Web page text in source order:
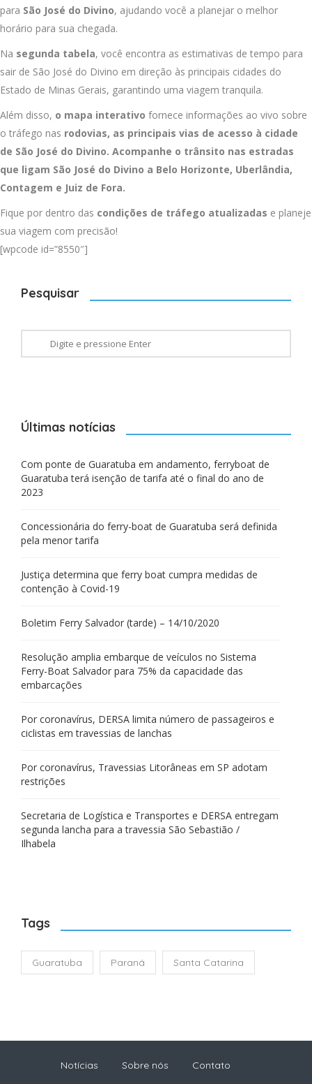
para São José do Divino, ajudando você a planejar o melhor
horário para sua chegada.
Na segunda tabela, você encontra as estimativas de tempo para
sair de São José do Divino em direção às principais cidades do
Estado de Minas Gerais, garantindo uma viagem tranquila.
Além disso, o mapa interativo fornece informações ao vivo sobre
o tráfego nas rodovias, as principais vias de acesso à cidade
de São José do Divino. Acompanhe o trânsito nas estradas
que ligam São José do Divino a Belo Horizonte, Uberlândia,
Contagem e Juiz de Fora.
Fique por dentro das condições de tráfego atualizadas e planeje
sua viagem com precisão!
[wpcode id=”8550″]
Pesquisar
Últimas notícias
Com ponte de Guaratuba em andamento, ferryboat de
Guaratuba terá isenção de tarifa até o final do ano de
2023
Concessionária do ferry-boat de Guaratuba será definida
pela menor tarifa
Justiça determina que ferry boat cumpra medidas de
contenção à Covid-19
Boletim Ferry Salvador (tarde) – 14/10/2020
Resolução amplia embarque de veículos no Sistema
Ferry-Boat Salvador para 75% da capacidade das
embarcações
Por coronavírus, DERSA limita número de passageiros e
ciclistas em travessias de lanchas
Por coronavírus, Travessias Litorâneas em SP adotam
restrições
Secretaria de Logística e Transportes e DERSA entregam
segunda lancha para a travessia São Sebastião /
Ilhabela
Tags
Guaratuba Paraná Santa Catarina
Notícias Sobre nós Contato